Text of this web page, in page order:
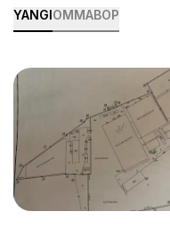
YANGIOMMABOP